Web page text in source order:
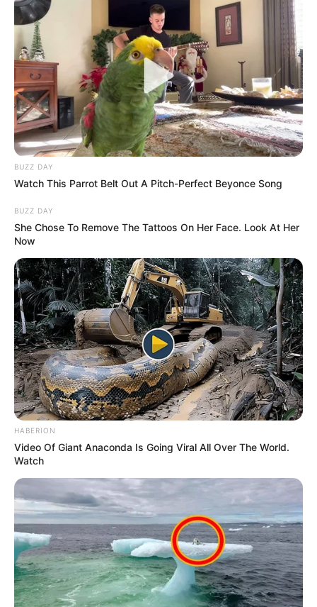
BUZZ DAY
Watch This Parrot Belt Out A Pitch-Perfect Beyonce Song
BUZZ DAY
She Chose To Remove The Tattoos On Her Face. Look At Her
Now
HABERION
Video Of Giant Anaconda Is Going Viral All Over The World.
Watch